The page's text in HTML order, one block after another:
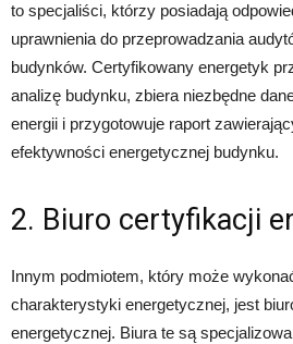
to specjaliści, którzy posiadają
uprawnienia do przeprowadzania
budynków. Certyfikowany energetyk
analizę budynku, zbiera niezbędne
energii i przygotowuje raport
efektywności energetycznej budynku.
2. Biuro certyfikacji
Innym podmiotem, który może
charakterystyki energetycznej, jest
energetycznej. Biura te są